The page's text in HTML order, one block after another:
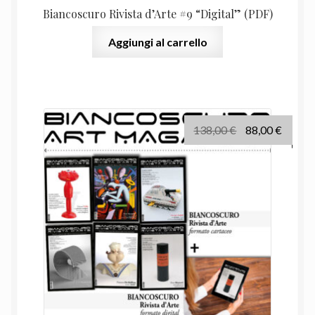
Biancoscuro Rivista d’Arte #9 “Digital” (PDF)
Aggiungi al carrello
138,00€
prezzo
88,00€